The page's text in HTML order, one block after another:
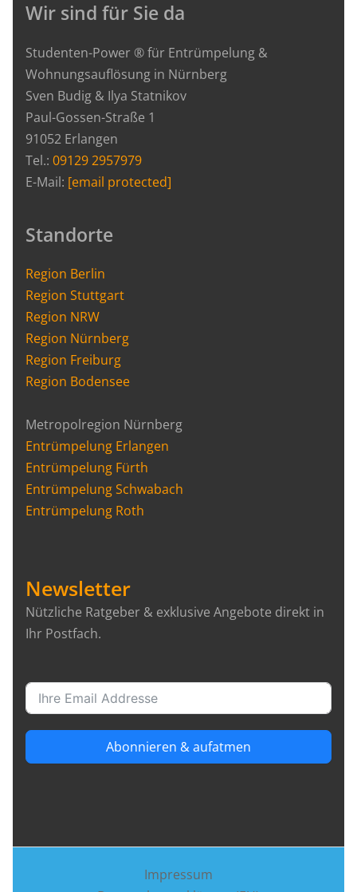
Wir sind für Sie da
Studenten-Power ® für Entrümpelung &
Wohnungsauflösung in Nürnberg
Sven Budig & Ilya Statnikov
Paul-Gossen-Straße 1
91052 Erlangen
Tel.: 09129 2957979
E-Mail: [email protected]
Standorte
Region Berlin
Region Stuttgart
Region NRW
Region Nürnberg
Region Freiburg
Region Bodensee
Metropolregion Nürnberg
Entrümpelung Erlangen
Entrümpelung Fürth
Entrümpelung Schwabach
Entrümpelung Roth
Newsletter
Nützliche Ratgeber & exklusive Angebote direkt in
Ihr Postfach.
Abonnieren & aufatmen
Impressum